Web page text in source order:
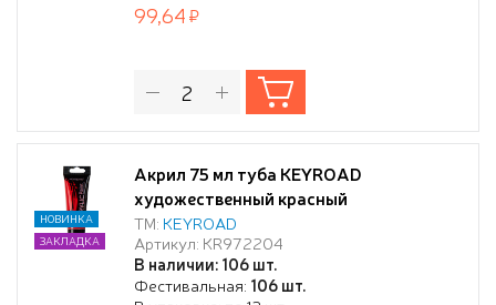
99,64
Акрил 75 мл туба KEYROAD
художественный красный
ТМ: KEYROAD
Артикул: KR972204
В наличии: 106 шт.
Фестивальная: 106 шт.
НОВИНКА
ЗАКЛАДКА